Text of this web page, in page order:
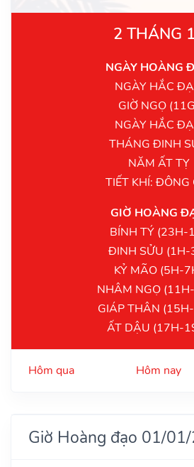
2 THÁNG
NGÀY HOÀNG
NGÀY HẮC
GIỜ NGỌ
NGÀY HẮC
THÁNG ĐINH
NĂM ẤT TỴ
TIẾT KHÍ: ĐÔNG
GIỜ HOÀNG
BÍNH TÝ (23H-
ĐINH SỬU (1H-
KỶ MÃO (5H-
NHÂM NGỌ
GIÁP THÂN
ẤT DẬU (17H-
Hôm qua Hôm nay
Giờ Hoàng đạo 01/